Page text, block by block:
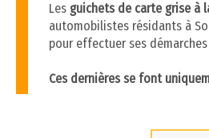
Les guichets de carte grise à
automobilistes résidants à
pour effectuer ses
Ces dernières se font